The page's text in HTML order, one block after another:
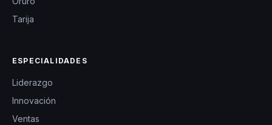
Tarija
ESPECIALIDADES
Liderazgo
Innovación
Ventas